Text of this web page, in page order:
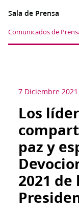
Sala de Prensa
Comunicados de
7 Diciembre 2021
Los
paz y
2021